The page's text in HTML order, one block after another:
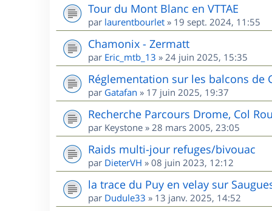
Tour du Mont Blanc en VTTAE
par laurentbourlet » 19 sept. 2024, 11:55
Chamonix - Zermatt
par Eric_mtb_13 » 24 juin 2025, 15:35
Réglementation sur les balcons de
par Gatafan » 17 juin 2025, 19:37
Recherche Parcours Drome, Col
par Keystone » 28 mars 2005, 23:05
Raids multi-jour refuges/bivouac
par DieterVH » 08 juin 2023, 12:12
la trace du Puy en velay sur
par Dudule33 » 13 janv. 2025, 14:52